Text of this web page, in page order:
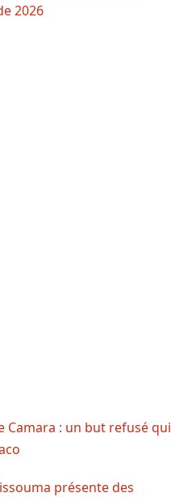
2026
Camara : un but refusé qui
présente des